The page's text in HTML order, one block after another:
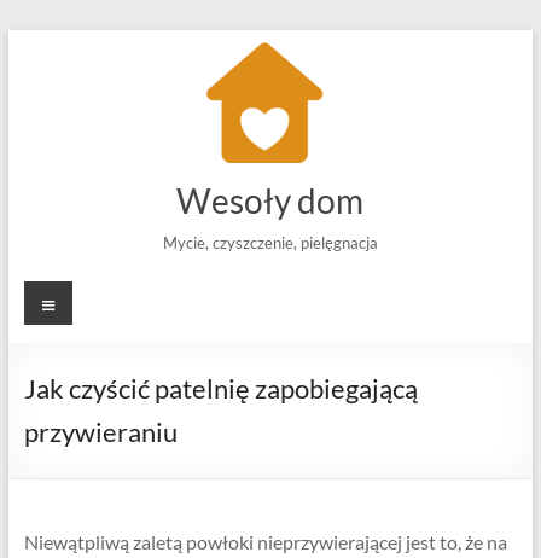
Wesoły dom
Mycie, czyszczenie, pielęgnacja
Menu
Jak czyścić patelnię zapobiegającą
przywieraniu
Niewątpliwą zaletą powłoki nieprzywierającej jest to, że na